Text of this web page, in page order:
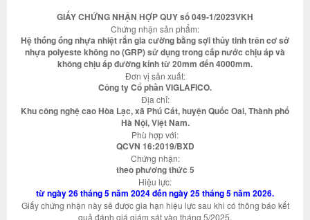
GIẤY CHỨNG NHẬN HỢP QUY số 049-1/2023VKH
Chứng nhận sản phẩm:
Hệ thống ống nhựa nhiệt rắn gia cường bằng sợi thủy tinh trên cơ sở
nhựa polyeste không no (GRP) sử dụng trong cấp nước chịu áp và
không chịu áp đường kính từ 20mm đến 4000mm.
Đơn vị sản xuất:
Công ty Cổ phần VIGLAFICO.
Địa chỉ:
Khu công nghệ cao Hòa Lạc, xã Phú Cát, huyện Quốc Oai, Thành phố
Hà Nội, Việt Nam.
Phù hợp với:
QCVN 16:2019/BXD
Chứng nhận:
theo phương thức 5
Hiệu lực:
từ ngày 26 tháng 5 năm 2024 đến ngày 25 tháng 5 năm 2026.
Giấy chứng nhận này sẽ được gia hạn hiệu lực sau khi có thông báo kết
quả đánh giá giám sát vào tháng 5/2025.